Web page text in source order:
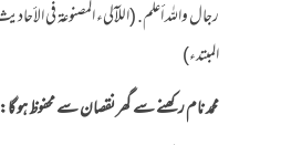
المبتدء)
محمد نام رکھنے سے گھر نقصان سے محفوظ ہو گا: